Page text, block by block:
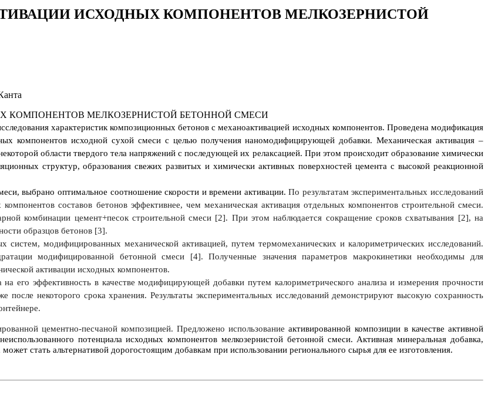
ИСХОДНЫХ КОМПОНЕНТОВ МЕЛКОЗЕРНИСТОЙ
характеристик композиционных бетонов с механоактивацией исходных компонентов. Проведена модификация
компонентов исходной сухой смеси с целью получения наномодифицирующей добавки. Механическая активация –
области твердого тела напряжений с последующей их релаксацией. При этом происходит образование химически
структур, образования свежих развитых и химически активных поверхностей цемента с высокой реакционной
выбрано оптимальное соотношение скорости и времени активации.По результатам экспериментальных исследований
составов бетонов эффективнее, чем механическая активация отдельных компонентов строительной смеси.
комбинации цемент+песок строительной смеси [2]. При этом наблюдается сокращение сроков схватывания [2], на
образцов бетонов [3].
систем, модифицированных механической активацией, путем термомеханических и калориметрических исследований.
модифицированной бетонной смеси [4]. Полученные значения параметров макрокинетики необходимы для
активации исходных компонентов.
его эффективность в качестве модифицирующей добавки путем калориметрического анализа и измерения прочности
после некоторого срока хранения. Результаты экспериментальных исследований демонстрируют высокую сохранность
цементно-песчаной композицией. Предложено использованиеактивированной композиции в качестве активной
потенциала исходных компонентов мелкозернистой бетонной смеси. Активная минеральная добавка,
стать альтернативой дорогостоящим добавкам при использовании регионального сырья для ее изготовления.